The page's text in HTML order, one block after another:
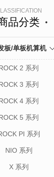
品分类
板/单板机算机
2 系列
3 系列
4 系列
5 系列
PI 系列
NIO 系列
X 系列